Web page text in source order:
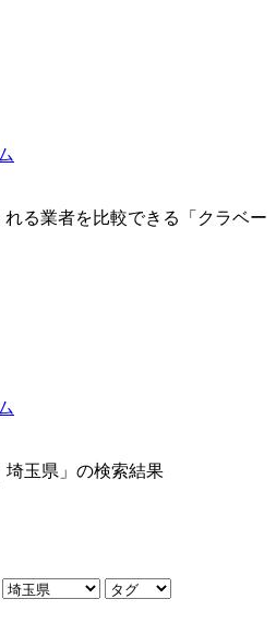
る業者を比較できる「クラベー
埼玉県」の検索結果